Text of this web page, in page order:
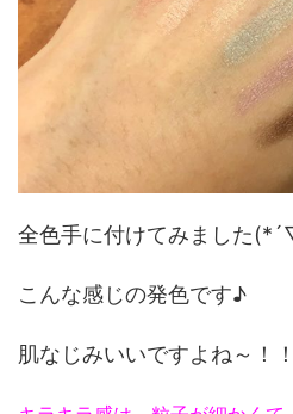
全色手に付けてみました
こんな感じの発色です♪
肌なじみいいですよね～！！